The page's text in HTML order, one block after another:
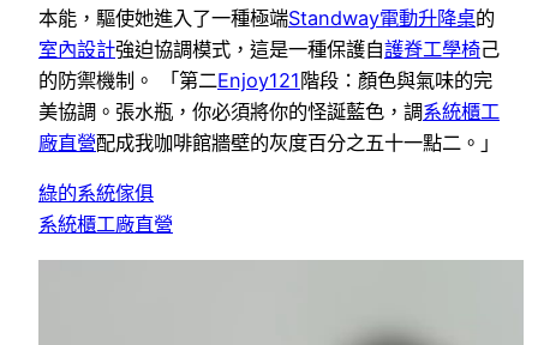
本能，驅使她進入了一種極端Standway電動升降桌的
室內設計強迫協調模式，這是一種保護自護脊工學椅己
的防禦機制。 「第二Enjoy121階段：顏色與氣味的完
美協調。張水瓶，你必須將你的怪誕藍色，調系統櫃工
廠直營配成我咖啡館牆壁的灰度百分之五十一點二。」
綠的系統傢俱
系統櫃工廠直營